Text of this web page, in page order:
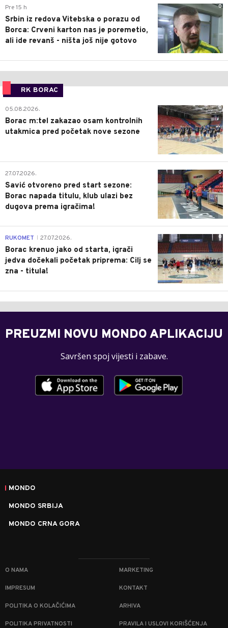
0
Pre 15 h
Srbin iz redova Vitebska o porazu od
Borca: Crveni karton nas je poremetio,
ali ide revanš - ništa još nije gotovo
RK BORAC
0
05.08.2026.
Borac m:tel zakazao osam kontrolnih
utakmica pred početak nove sezone
0
27.07.2026.
Savić otvoreno pred start sezone:
Borac napada titulu, klub ulazi bez
dugova prema igračima!
0
RUKOMET 27.07.2026.
Borac krenuo jako od starta, igrači
jedva dočekali početak priprema: Cilj se
zna - titula!
PREUZMI NOVU MONDO APLIKACIJU
Savršen spoj vijesti i zabave.
MONDO
MONDO SRBIJA
MONDO CRNA GORA
O NAMA MARKETING
IMPRESUM KONTAKT
POLITIKA O KOLAČIĆIMA ARHIVA
POLITIKA PRIVATNOSTI PRAVILA I USLOVI KORIŠĆENJA